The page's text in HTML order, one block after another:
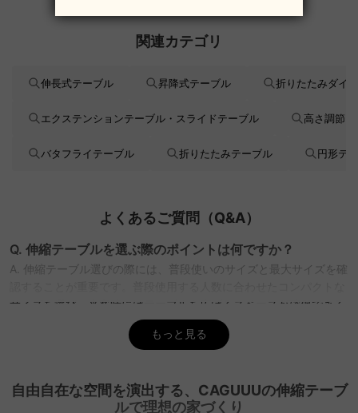
関連カテゴリ
伸長式テーブル 昇降式テーブル 折りたたみダイ
エクステンションテーブル・スライドテーブル 高さ調節
バタフライテーブル 折りたたみテーブル 円形テ
よくあるご質問（Q&A）
Q. 伸縮テーブルを選ぶ際のポイントは何ですか？
A. 伸縮テーブル選びの際には、普段使いのサイズと最大サイズを確
サイズを選び、来客時にはテーブルを広げるスペースが確保できる
かを確認しましょう。CAGUUUでは、北欧モダンやヴィンテージな
ど多彩なスタイルの伸縮テーブルを提供しており、無料インテリア
Q. 伸縮テーブルの伸長方法にはどのような種類があります
か？
もっと見る
自由自在な空間を演出する、CAGUUUの伸縮テーブ
ルで理想の家づくり